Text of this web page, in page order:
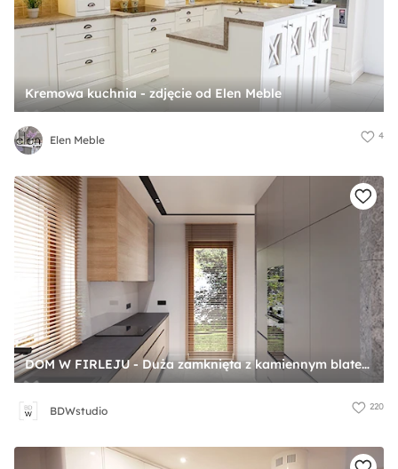
Kremowa kuchnia - zdjęcie od Elen Meble
Elen Meble 4
DOM W FIRLEJU - Duża zamknięta z kamiennym blatem szara z zabudowaną lodówką z nablatowym zlewozmywakiem kuchnia dwurzędowa z oknem, styl nowoczesny - zdjęcie od BDWstudio
BDWstudio 220